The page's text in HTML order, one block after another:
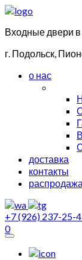
Входные двери
г. Подольск,
о нас
доставка
контакты
распродажа
+7 (926) 237-25-
0